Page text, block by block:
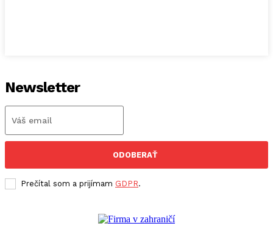
Newsletter
ODOBERAŤ
Prečítal som a prijímam GDPR.